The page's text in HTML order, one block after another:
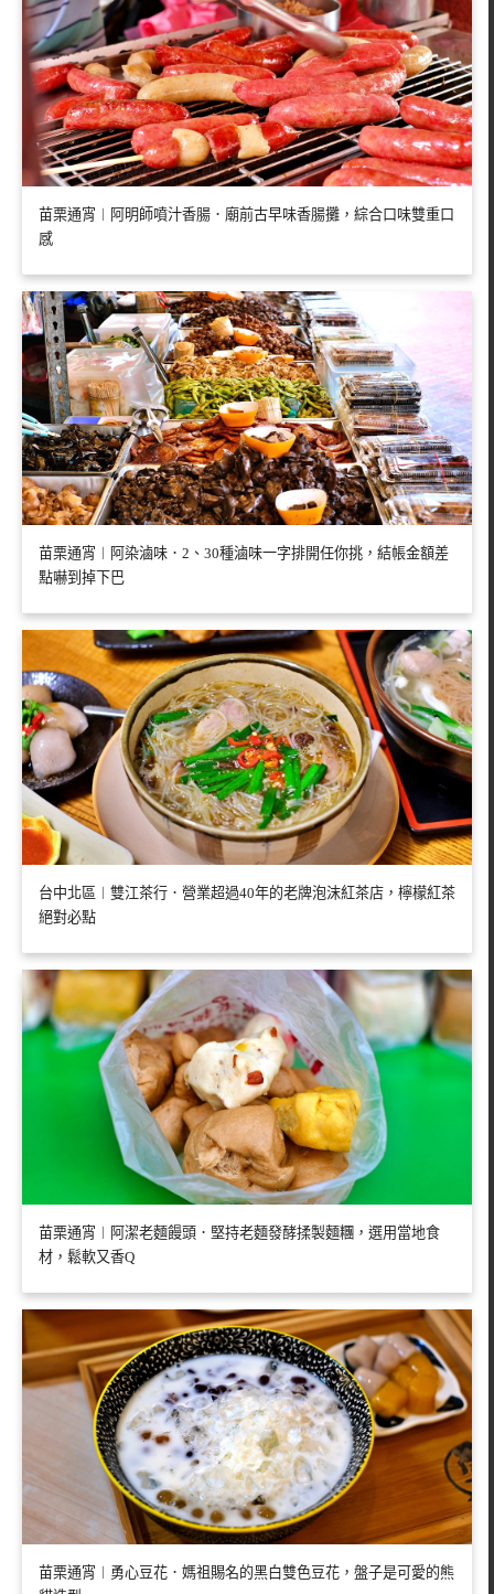
苗栗通宵︱阿明師噴汁香腸．廟前古早味香腸攤，綜合口味雙重口
感
苗栗通宵︱阿染滷味．2、30種滷味一字排開任你挑，結帳金額差
點嚇到掉下巴
台中北區︱雙江茶行．營業超過40年的老牌泡沫紅茶店，檸檬紅茶
絕對必點
苗栗通宵︱阿潔老麵饅頭．堅持老麵發酵揉製麵糰，選用當地食
材，鬆軟又香Q
苗栗通宵︱勇心豆花．媽祖賜名的黑白雙色豆花，盤子是可愛的熊